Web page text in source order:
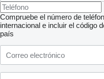
Compruebe el número de
internacional e incluir el código
país